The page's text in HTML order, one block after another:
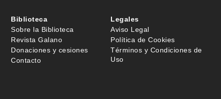
Biblioteca
Sobre la Biblioteca
Revista Galano
Donaciones y cesiones
Contacto
Legales
Aviso Legal
Política de Cookies
Términos y Condiciones de
Uso